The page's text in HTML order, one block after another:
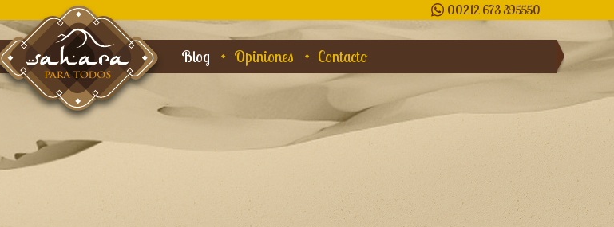
00212 673 395550
Blog Opiniones Contacto